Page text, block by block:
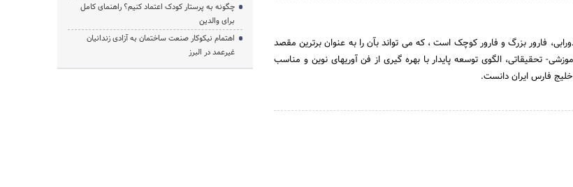
فارور بزرگ و فارور کوچک است ، که می تواند بآن را به عنوان برترین مقصد
تحقیقاتی، الگوی توسعه پایدار با بهره گیری از فن آوریهای نوین و مناسب
فارس ایران دانست.
چگونه به پرستار کودک اعتماد کنیم؟ راهنمای کامل
برای والدین
اهتمام نیکوکار صنعت ساختمان به آزادی زندانیان
غیرعمد در البرز